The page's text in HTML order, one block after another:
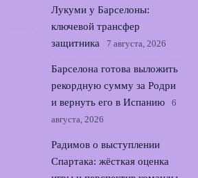
Лукуми у Барселоны:
ключевой трансфер
защитника
7 августа, 2026
Барселона готова выложить
рекордную сумму за Родри
и вернуть его в Испанию
6
августа, 2026
Радимов о выступлении
Спартака: жёсткая оценка